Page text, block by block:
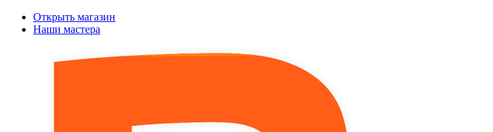
Открыть магазин
Наши мастера